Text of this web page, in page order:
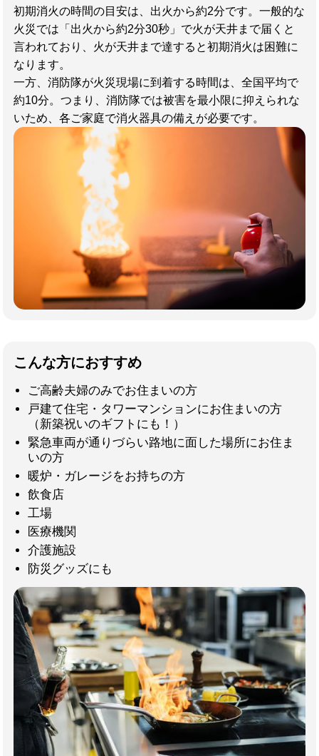
初期消火の時間の目安は、出火から約2分です。一般的な
火災では「出火から約2分30秒」で火が天井まで届くと
言われており、火が天井まで達すると初期消火は困難に
なります。
一方、消防隊が火災現場に到着する時間は、全国平均で
約10分。つまり、消防隊では被害を最小限に抑えられな
いため、各ご家庭で消火器具の備えが必要です。
こんな方におすすめ
ご高齢夫婦のみでお住まいの方
戸建て住宅・タワーマンションにお住まいの方
（新築祝いのギフトにも！）
緊急車両が通りづらい路地に面した場所にお住ま
いの方
暖炉・ガレージをお持ちの方
飲食店
工場
医療機関
介護施設
防災グッズにも